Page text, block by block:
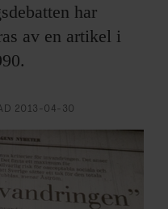
har
av en artikel i
2013-04-30